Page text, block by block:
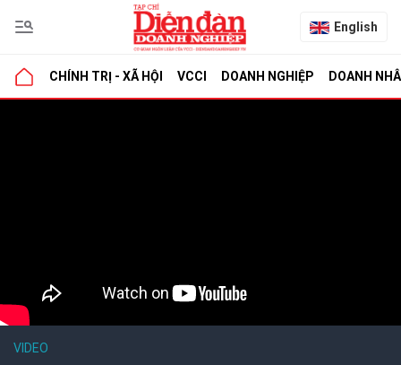
English
CHÍNH TRỊ - XÃ HỘI VCCI DOANH NGHIỆP DOANH
VIDEO